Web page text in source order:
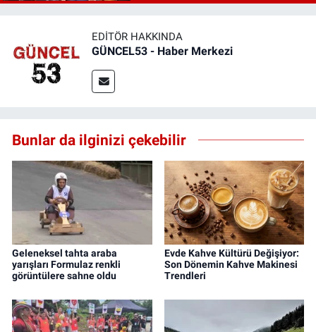
EDITÖR HAKKINDA
GÜNCEL53 - Haber Merkezi
Bunlar da ilginizi çekebilir
Geleneksel tahta araba
yarışları Formulaz renkli
görüntülere sahne oldu
Evde Kahve Kültürü Değişiyor:
Son Dönemin Kahve Makinesi
Trendleri